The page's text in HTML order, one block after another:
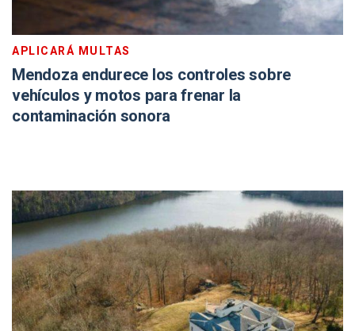
APLICARÁ MULTAS
Mendoza endurece los controles sobre
vehículos y motos para frenar la
contaminación sonora